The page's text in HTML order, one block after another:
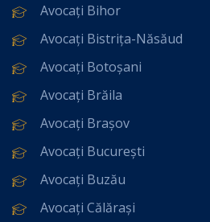
Avocați Bihor
Avocați Bistrița-Năsăud
Avocați Botoșani
Avocați Brăila
Avocați Brașov
Avocați București
Avocați Buzău
Avocați Călărași